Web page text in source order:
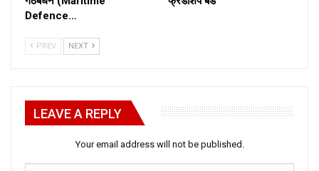
Defence…
PREV NEXT
LEAVE A REPLY
Your email address will not be published.